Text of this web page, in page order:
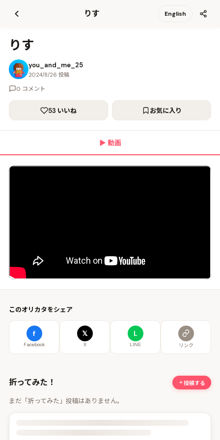
りす English
りす
you_and_me_25
2024/8/26 投稿
0 コメント
53 いいね お気に入り
▶ 動画
このオリカタをシェア
f
Facebook
𝕏
X
L
LINE リンク
折ってみた！ 投稿する
まだ「折ってみた」投稿はありません。
投稿詳細を読み込んでいます